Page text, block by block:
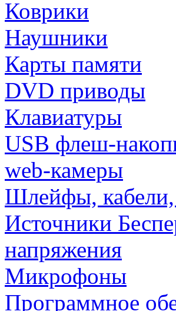
Коврики
Наушники
Карты памяти
DVD приводы
Клавиатуры
USB флеш-
web-камеры
Шлейфы,
Источники
напряжения
Микрофоны
Программное